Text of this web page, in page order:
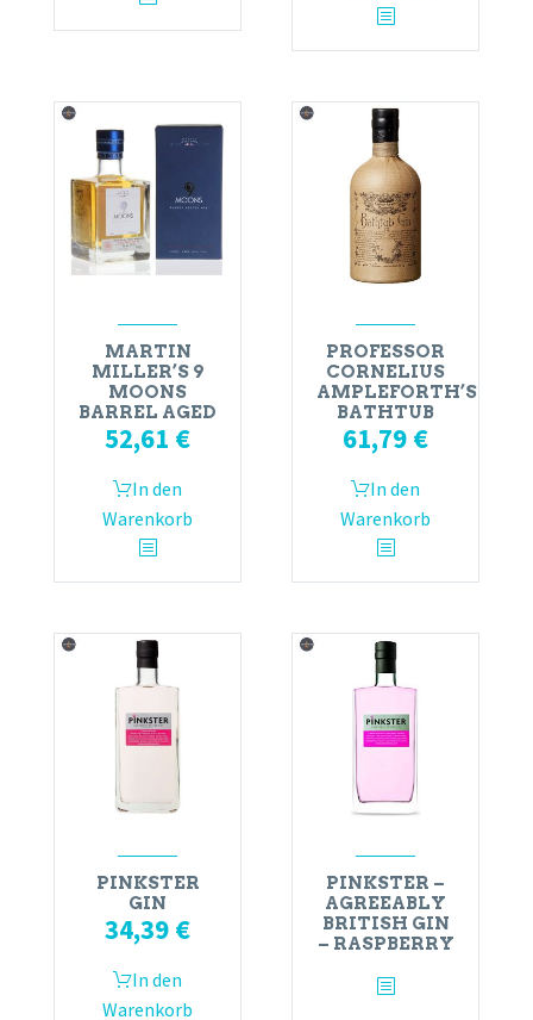
MARTIN
MILLER’S 9
MOONS
BARREL AGED
52,61 €
In den
Warenkorb
PROFESSOR
CORNELIUS
AMPLEFORTH’S
BATHTUB
61,79 €
In den
Warenkorb
PINKSTER
GIN
34,39 €
In den
Warenkorb
PINKSTER –
AGREEABLY
BRITISH GIN
– RASPBERRY